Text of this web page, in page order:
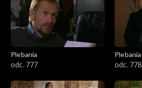
Plebania
odc. 777
Plebania
odc. 778